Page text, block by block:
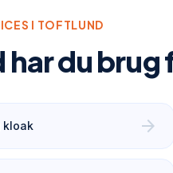
I TOFTLUND
har du brug
kloak arrow_forward